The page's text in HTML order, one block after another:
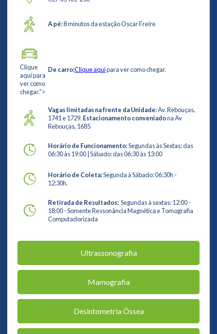
A pé:8 minutos da estação Oscar Freire
Clique
aqui para
ver como
chegar.">
De carro:Clique aquipara ver como chegar.
Vagas limitadas na frente da Unidade:Av. Rebouças,
1741 e 1729. Estacionamento conveniadona Av
Rebouças, 1685
Horário de Funcionamento:Segundas às Sextas: das
06:30 às 19:00 | Sábado: das 06:30 às 13:00
Horário de Coleta:Segunda à Sábado: 06:30h -
12:30h.
Retirada de Resultados:Segundas à sextas: 12:00 -
18:00 - Somente Ressonância Magnética e Tomografia
Computadorizada
Ultrassonografia
Mamografia
Desintometria Óssea